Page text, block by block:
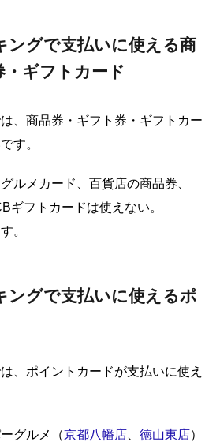
ングで支払いに使える商
・ギフトカード
、商品券・ギフト券・ギフトカー
す。
ルメカード、百貨店の商品券、
ギフトカードは使えない。
。
ングで支払いに使えるポ
、ポイントカードが支払いに使え
グルメ（京都八幡店 徳山東店）